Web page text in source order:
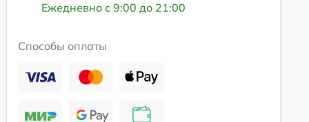
Ежедневно с 9:00 до 21:00
Способы оплаты